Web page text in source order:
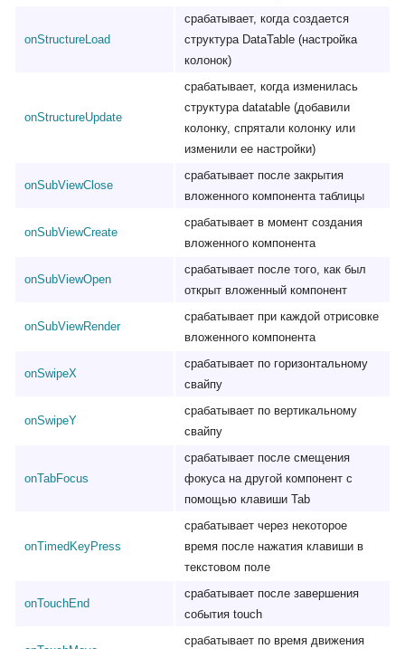
onStructureLoad
срабатывает, когда создается
структура DataTable (настройка
колонок)
onStructureUpdate
срабатывает, когда изменилась
структура datatable (добавили
колонку, спрятали колонку или
изменили ее настройки)
onSubViewClose
срабатывает после закрытия
вложенного компонента таблицы
onSubViewCreate
срабатывает в момент создания
вложенного компонента
onSubViewOpen
срабатывает после того, как был
открыт вложенный компонент
onSubViewRender
срабатывает при каждой отрисовке
вложенного компонента
onSwipeX
срабатывает по горизонтальному
свайпу
onSwipeY
срабатывает по вертикальному
свайпу
onTabFocus
срабатывает после смещения
фокуса на другой компонент с
помощью клавиши Tab
onTimedKeyPress
срабатывает через некоторое
время после нажатия клавиши в
текстовом поле
onTouchEnd
срабатывает после завершения
события touch
срабатывает по время движения